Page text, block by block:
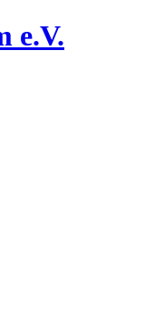
e.V.